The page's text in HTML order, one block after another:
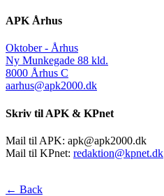
APK Århus
Oktober - Århus
Ny Munkegade 88 kld.
8000 Århus C
aarhus@apk2000.dk
Skriv til APK & KPnet
Mail til APK: apk@apk2000.dk
Mail til KPnet: redaktion@kpnet.dk
← Back